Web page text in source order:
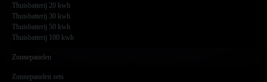
Thuisbatterij 20 kwh
Thuisbatterij 30 kwh
Thuisbatterij 50 kwh
Thuisbatterij 100 kwh
Zonnepanelen
Zonnepanelen sets